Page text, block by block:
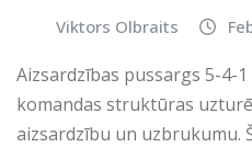
Viktors Olbraits
Aizsardzības pussargs 5-4-
komandas struktūras
aizsardzību un uzbrukumu.